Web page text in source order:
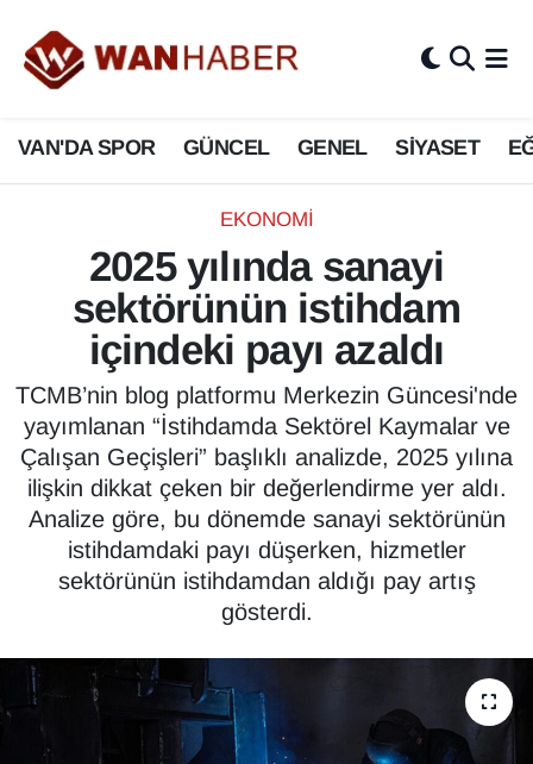
VAN'DA SPOR GÜNCEL GENEL SİYASET
EKONOMİ
2025 yılında sanayi
sektörünün istihdam
içindeki payı azaldı
TCMB’nin blog platformu Merkezin Güncesi'nde
yayımlanan “İstihdamda Sektörel Kaymalar ve
Çalışan Geçişleri” başlıklı analizde, 2025 yılına
ilişkin dikkat çeken bir değerlendirme yer aldı.
Analize göre, bu dönemde sanayi sektörünün
istihdamdaki payı düşerken, hizmetler
sektörünün istihdamdan aldığı pay artış
gösterdi.
3.SAYFA
ASAYİŞ
BİLİM VE TEKNOLOJİ
Biyografi
Bölge Haberleri
ÇEVRE
Deprem
Dernekler, Odalar
Diğer
EĞİTİM
EKONOMİ
Van Nöbetçi Eczaneler
Van Hava Durumu
Van Namaz Vakitleri
Van Trafik Yoğunluk Haritası
Süper Lig Puan Durumu ve Fikstür
Tüm Manşetler
Son Dakika Haberleri
Haber Arşivi